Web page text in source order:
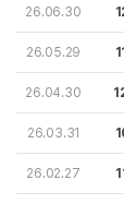
26.06.30
26.05.29
26.04.30
26.03.31
26.02.27